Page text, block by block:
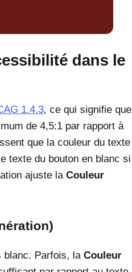
dans le
1.4.3, ce qui signifie que
de 4,5:1 par rapport à
que la couleur du texte
texte du bouton en blanc si
ajuste la Couleur
blanc. Parfois, la Couleur